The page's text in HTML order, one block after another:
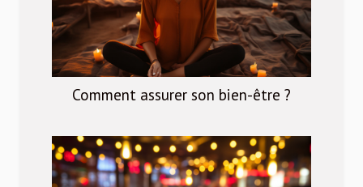
Comment assurer son bien-être ?